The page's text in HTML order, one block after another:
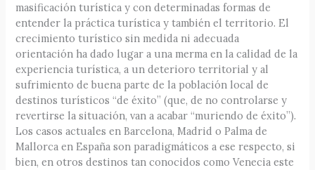
masificación turística y con determinadas formas de
entender la práctica turística y también el territorio. El
crecimiento turístico sin medida ni adecuada
orientación ha dado lugar a una merma en la calidad de la
experiencia turística, a un deterioro territorial y al
sufrimiento de buena parte de la población local de
destinos turísticos “de éxito” (que, de no controlarse y
revertirse la situación, van a acabar “muriendo de éxito”).
Los casos actuales en Barcelona, Madrid o Palma de
Mallorca en España son paradigmáticos a ese respecto, si
bien, en otros destinos tan conocidos como Venecia este